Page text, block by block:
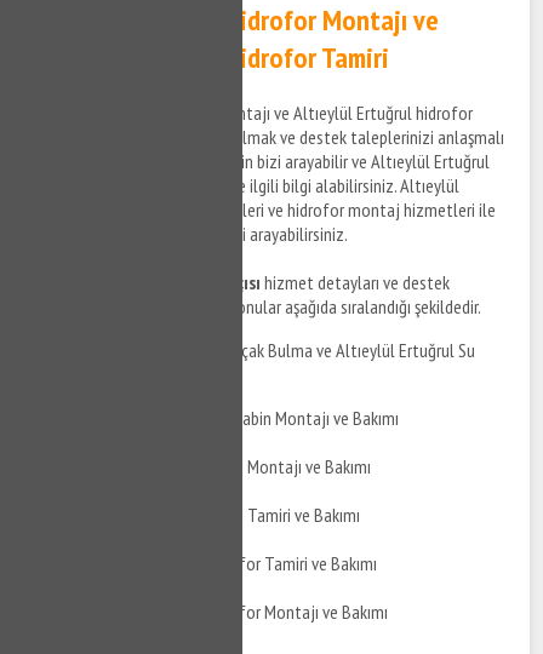
Altıeylül Ertuğrul Hidrofor Montajı ve
Altıeylül Ertuğrul Hidrofor Tamiri
Altıeylül Ertuğrul hidrofor montajı ve Altıeylül Ertuğrul hidrofor
tamir hizmetleri ile ilgili bilgi almak ve destek taleplerinizi anlaşmalı
firma personellerine iletmek için bizi arayabilir ve Altıeylül Ertuğrul
bölgesinde su tesisat tamiri ile ilgili bilgi alabilirsiniz. Altıeylül
Ertuğrul hidrofor tamir hizmetleri ve hidrofor montaj hizmetleri ile
ilgili detaylı bilgi almak için bizi arayabilirsiniz.
Altıeylül Ertuğrul su tesisatçısı hizmet detayları ve destek
taleplerinizi iletebileceğiniz konular aşağıda sıralandığı şekildedir.
Altıeylül Ertuğrul Su Kaçak Bulma ve Altıeylül Ertuğrul Su
Altıeylül Ertuğrul Duşakabin Montajı ve Bakımı
Altıeylül Ertuğrul Jakuzi Montajı ve Bakımı
Altıeylül Ertuğrul Jakuzi Tamiri ve Bakımı
Altıeylül Ertuğrul Hidrofor Tamiri ve Bakımı
Altıeylül Ertuğrul Hidrofor Montajı ve Bakımı